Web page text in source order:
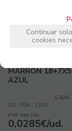
GGD734-1000
MARRON
AZUL
UD. MÍN.: 1000
PVP SIN IVA:
0,0285€/ud.
Continuar
cookies